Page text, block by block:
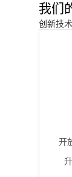
我们
创新技
开